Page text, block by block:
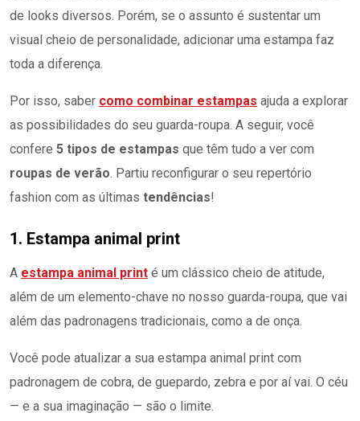
de looks diversos. Porém, se o assunto é sustentar um
visual cheio de personalidade, adicionar uma estampa faz
toda a diferença.
Por isso, saber como combinar estampas ajuda a explorar
as possibilidades do seu guarda-roupa. A seguir, você
confere 5 tipos de estampas que têm tudo a ver com
roupas de verão. Partiu reconfigurar o seu repertório
fashion com as últimas tendências!
1. Estampa animal print
A estampa animal print é um clássico cheio de atitude,
além de um elemento-chave no nosso guarda-roupa, que vai
além das padronagens tradicionais, como a de onça.
Você pode atualizar a sua estampa animal print com
padronagem de cobra, de guepardo, zebra e por aí vai. O céu
— e a sua imaginação — são o limite.